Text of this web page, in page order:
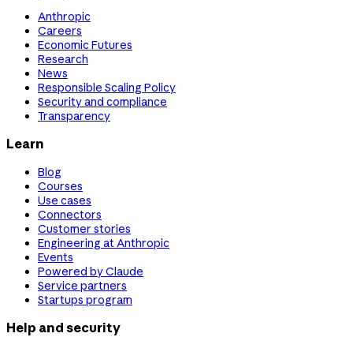
Anthropic
Careers
Economic Futures
Research
News
Responsible Scaling Policy
Security and compliance
Transparency
Learn
Blog
Courses
Use cases
Connectors
Customer stories
Engineering at Anthropic
Events
Powered by Claude
Service partners
Startups program
Help and security